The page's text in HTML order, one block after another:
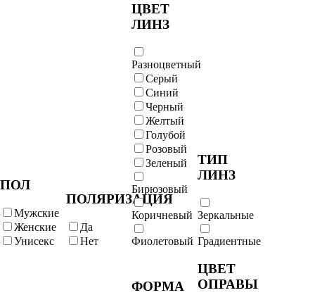
ПОЛ
Мужские
Женские
Унисекс
ПОЛЯРИЗАЦИЯ
Да
Нет
ЦВЕТ
ЛИНЗ
Разноцветный
Серый
Синий
Черный
Желтый
Голубой
Розовый
Зеленый
Бирюзовый
Коричневый
Фиолетовый
ТИП
ЛИНЗ
Зеркальные
Градиентные
ФОРМА
ЦВЕТ
ОПРАВЫ